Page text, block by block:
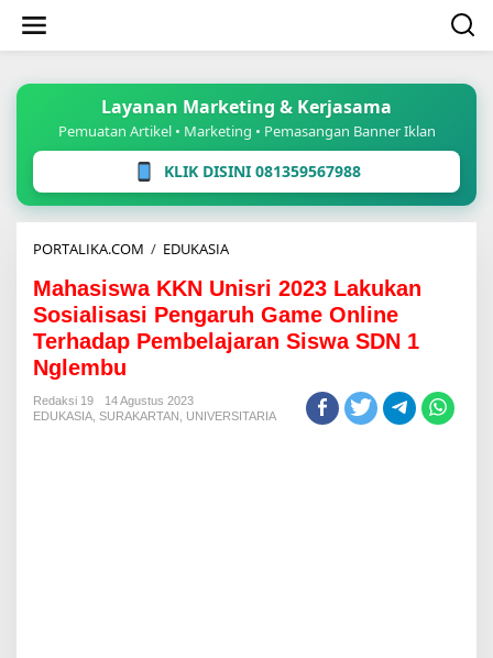
konten
Layanan Marketing & Kerjasama
Pemuatan Artikel • Marketing • Pemasangan Banner Iklan
KLIK DISINI 081359567988
PORTALIKA.COM / EDUKASIAMahasiswa
Unisri
2023
Lakukan
Sosialisasi
Terhadap
Mahasiswa KKN Unisri 2023 Lakukan
Sosialisasi Pengaruh Game Online
Terhadap Pembelajaran Siswa SDN 1
Nglembu
Redaksi 19
14 Agustus 2023
EDUKASIA SURAKARTAN UNIVERSITARIA